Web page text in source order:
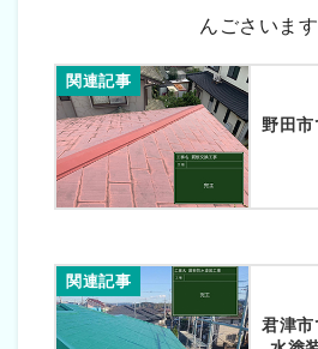
んごさいます
関連記事
野田市
関連記事
君津市